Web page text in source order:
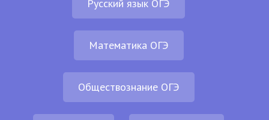
Русский язык ОГЭ
Математика ОГЭ
Обществознание ОГЭ